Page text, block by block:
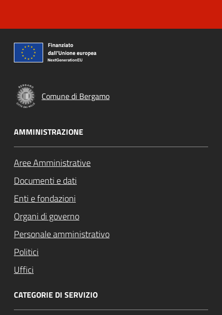
Comune di Bergamo
AMMINISTRAZIONE
Aree Amministrative
Documenti e dati
Enti e fondazioni
Organi di governo
Personale amministrativo
Politici
Uffici
CATEGORIE DI SERVIZIO